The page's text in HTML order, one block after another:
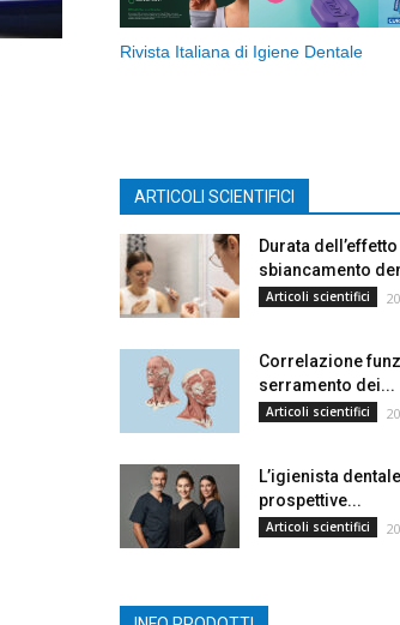
Rivista Italiana di Igiene Dentale
ARTICOLI SCIENTIFICI
Durata
sbiancamento
Articoli scientifici
Correlazione
serramento dei...
Articoli scientifici
L’igienista
prospettive...
Articoli scientifici